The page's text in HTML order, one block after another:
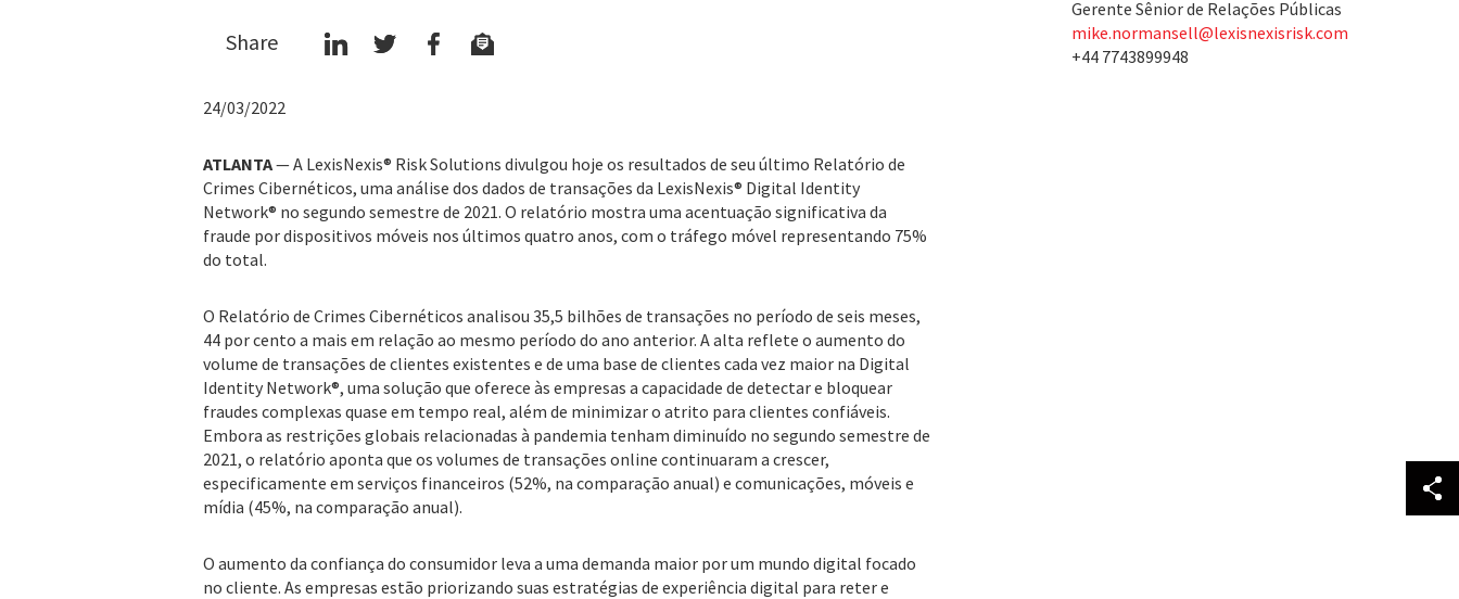
Share
24/03/2022
ATLANTA— A LexisNexis® Risk Solutions divulgou hoje os resultados de seu último Relatório de
Crimes Cibernéticos, uma análise dos dados de transações da LexisNexis® Digital Identity
Network® no segundo semestre de 2021. O relatório mostra uma acentuação significativa da
fraude por dispositivos móveis nos últimos quatro anos, com o tráfego móvel representando 75%
do total.
O Relatório de Crimes Cibernéticos analisou 35,5 bilhões de transações no período de seis meses,
44 por cento a mais em relação ao mesmo período do ano anterior. A alta reflete o aumento do
volume de transações de clientes existentes e de uma base de clientes cada vez maior na Digital
Identity Network®, uma solução que oferece às empresas a capacidade de detectar e bloquear
fraudes complexas quase em tempo real, além de minimizar o atrito para clientes confiáveis.
Embora as restrições globais relacionadas à pandemia tenham diminuído no segundo semestre de
2021, o relatório aponta que os volumes de transações online continuaram a crescer,
especificamente em serviços financeiros (52%, na comparação anual) e comunicações, móveis e
mídia (45%, na comparação anual).
O aumento da confiança do consumidor leva a uma demanda maior por um mundo digital focado
no cliente. As empresas estão priorizando suas estratégias de experiência digital para reter e
Gerente Sênior de Relações Públicas
mike.normansell@lexisnexisrisk.com
+44 7743899948